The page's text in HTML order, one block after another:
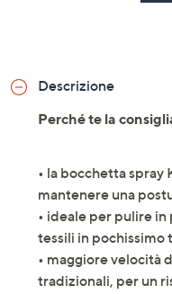
Descrizione
Perché te la
• la bocchetta spray
mantenere una
• ideale per pulire
tessili in pochissimo
• maggiore velocità
tradizionali, per un